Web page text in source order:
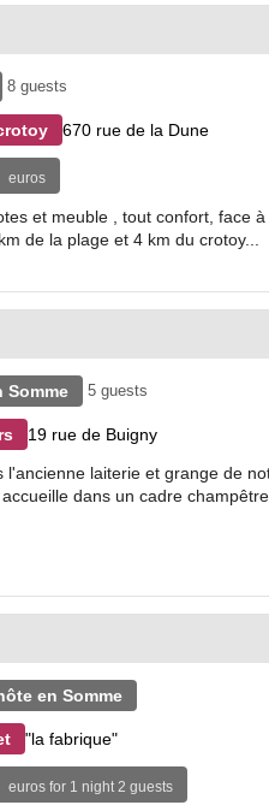
8 guests
670 rue de la Dune
euros
et meuble , tout confort, face
de la plage et 4 km du crotoy...
Somme 5 guests
19 rue de Buigny
l'ancienne laiterie et grange de
dans un cadre
en Somme
"la fabrique"
euros for 1 night 2 guests